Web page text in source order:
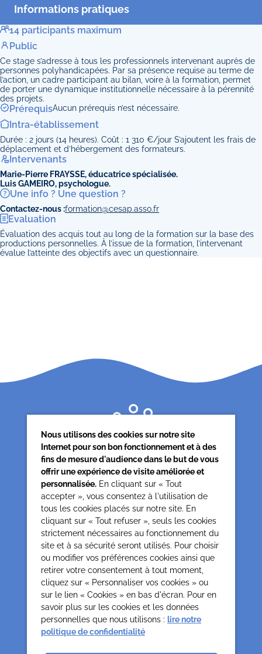
Informations pratiques
14 participants maximum
Public
Ce stage s’adresse à tous les professionnels intervenant auprès de
personnes polyhandicapées. Par sa présence requise au terme de
l’action, un cadre participant au bilan, voire à la formation, permet
de porter une dynamique institutionnelle nécessaire à la pérennité
des projets.
PrérequisAucun prérequis n’est nécessaire.
Intra-établissement
Durée : 2 jours (14 heures). Coût : 1 310 €/jour S’ajoutent les frais de
déplacement et d’hébergement des formateurs.
Intervenants
Marie-Pierre FRAYSSE, éducatrice spécialisée.
Luis GAMEIRO, psychologue.
Une info ? Une question ?
Contactez-nous :formation@cesap.asso.fr
Evaluation
Évaluation des acquis tout au long de la formation sur la base des
productions personnelles. À l’issue de la formation, l’intervenant
évalue l’atteinte des objectifs avec un questionnaire.
Siège associatif
62 rue de la glacière
75013 Paris
0142850804
contact@cesap.asso.fr
Cesap Formation
formation@cesap.asso.fr
01 53 20 68 58
Mentions Légales
Nous utilisons des cookies sur notre site
Internet pour son bon fonctionnement et à des
fins de mesure d'audience dans le but de vous
offrir une expérience de visite améliorée et
personnalisée. En cliquant sur « Tout
accepter », vous consentez à l'utilisation de
tous les cookies placés sur notre site. En
cliquant sur « Tout refuser », seuls les cookies
strictement nécessaires au fonctionnement du
site et à sa sécurité seront utilisés. Pour choisir
ou modifier vos préférences cookies ainsi que
retirer votre consentement à tout moment,
cliquez sur « Personnaliser vos cookies » ou
sur le lien « Cookies » en bas d'écran. Pour en
savoir plus sur les cookies et les données
personnelles que nous utilisons : lire notre
politique de confidentialité